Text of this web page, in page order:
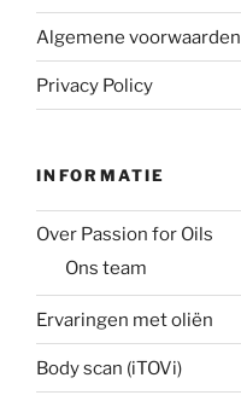
Algemene voorwaarden
Privacy Policy
INFORMATIE
Over Passion for Oils
Ons team
Ervaringen met oliën
Body scan (iTOVi)